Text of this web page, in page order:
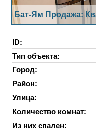
Бат-Ям Продажа:
ID:
Тип объекта:
Город:
Район:
Улица:
Количество комнат:
Из них спален: